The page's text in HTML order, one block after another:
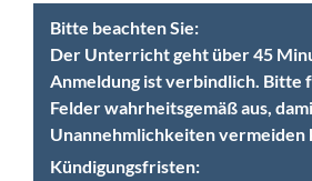
Bitte beachten Sie:
Der Unterricht geht über 45
Anmeldung ist verbindlich. Bitte
Felder wahrheitsgemäß aus,
Unannehmlichkeiten vermeiden
Kündigungsfristen: